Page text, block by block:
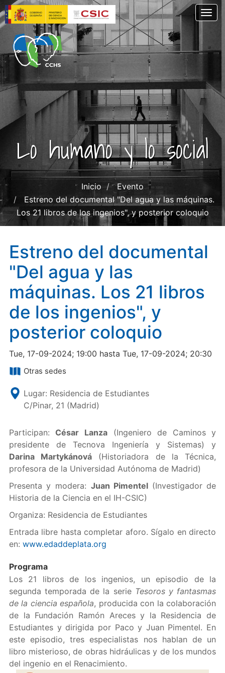
Skip
to
main
content
Lo humano y lo social
Inicio
Evento
Estreno del documental "Del agua y las máquinas.
Los 21 libros de los ingenios", y posterior coloquio
Estreno del documental
"Del agua y las
máquinas. Los 21 libros
de los ingenios", y
posterior coloquio
Tue, 17-09-2024; 19:00 hasta Tue, 17-09-2024; 20:30
Otras sedes
Lugar: Residencia de Estudiantes
C/Pinar, 21 (Madrid)
Participan: César Lanza(Ingeniero de Caminos y
presidente de Tecnova Ingeniería y Sistemas) y
Darina Martykánová (Historiadora de la Técnica,
profesora de la Universidad Autónoma de Madrid)
Presenta y modera: Juan Pimentel (Investigador de
Historia de la Ciencia en el IH-CSIC)
Organiza: Residencia de Estudiantes
Entrada libre hasta completar aforo. Sígalo en directo
en: www.edaddeplata.org
Programa
Los 21 libros de los ingenios, un episodio de la
segunda temporada de la serie Tesoros y fantasmas
de la ciencia española, producida con la colaboración
de la Fundación Ramón Areces y la Residencia de
Estudiantes y dirigida por Paco y Juan Pimentel. En
este episodio, tres especialistas nos hablan de un
libro misterioso, de obras hidráulicas y de los mundos
del ingenio en el Renacimiento.